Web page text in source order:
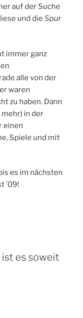
auf der Suche
und die Spur
immer ganz
alle von der
waren
zu haben. Dann
mehr) in der
einen
Spiele und mit
es im nächsten
’09!
ist es soweit